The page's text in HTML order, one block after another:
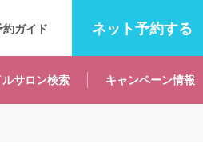
ネット予約する
サロン検索 キャンペーン情報
約ガイド